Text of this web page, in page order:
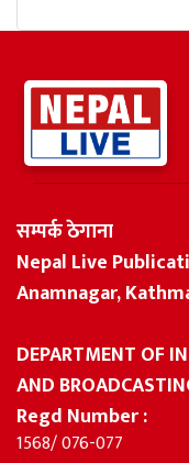
सम्पर्क ठेगाना
Nepal Live
Anamnagar,
DEPARTMENT OF
AND
Regd Number :
1568/ 076-077